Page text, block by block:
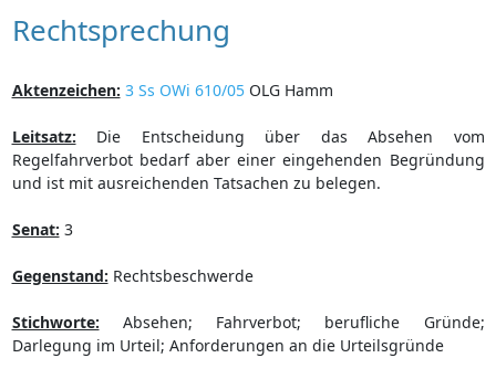
Rechtsprechung
Aktenzeichen: 3 Ss OWi 610/05OLG Hamm
Leitsatz: Die Entscheidung über das Absehen vom
Regelfahrverbot bedarf aber einer eingehenden Begründung
und ist mit ausreichenden Tatsachen zu belegen.
Senat: 3
Gegenstand: Rechtsbeschwerde
Stichworte: Absehen; Fahrverbot; berufliche Gründe;
Darlegung im Urteil; Anforderungen an die Urteilsgründe